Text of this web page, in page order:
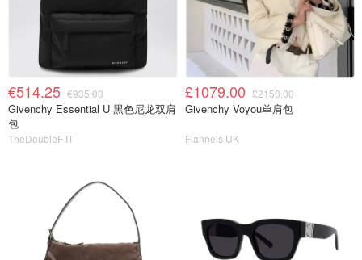
€514.25 €935.00
Givenchy Essential U 黑色尼龙双肩
包
TheDoubleF IT
£1079.00 £2150.00
Givenchy Voyou单肩包
Flannels UK